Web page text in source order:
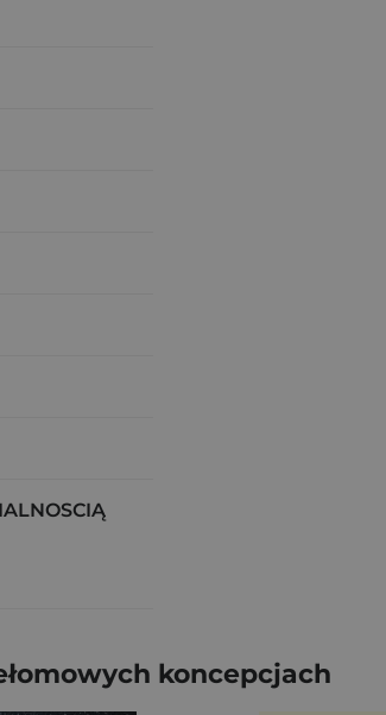
koncepcjach